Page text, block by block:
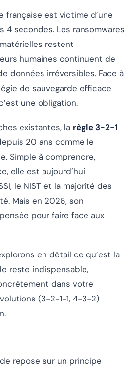
française est victime d’une
secondes. Les ransomwares
restent
humaines continuent de
données irréversibles. Face à
de sauvegarde efficace
une obligation.
existantes, la règle 3-2-1
20 ans comme le
Simple à comprendre,
elle est aujourd’hui
le NIST et la majorité des
Mais en 2026, son
pour faire face aux
en détail ce qu’est la
reste indispensable,
dans votre
(3-2-1-1, 4-3-2)
repose sur un principe